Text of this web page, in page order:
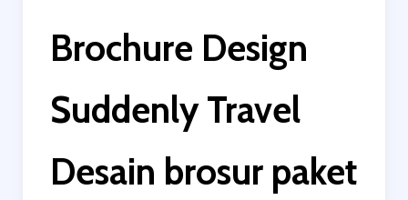
Brochure Design
Suddenly Travel
Desain brosur paket